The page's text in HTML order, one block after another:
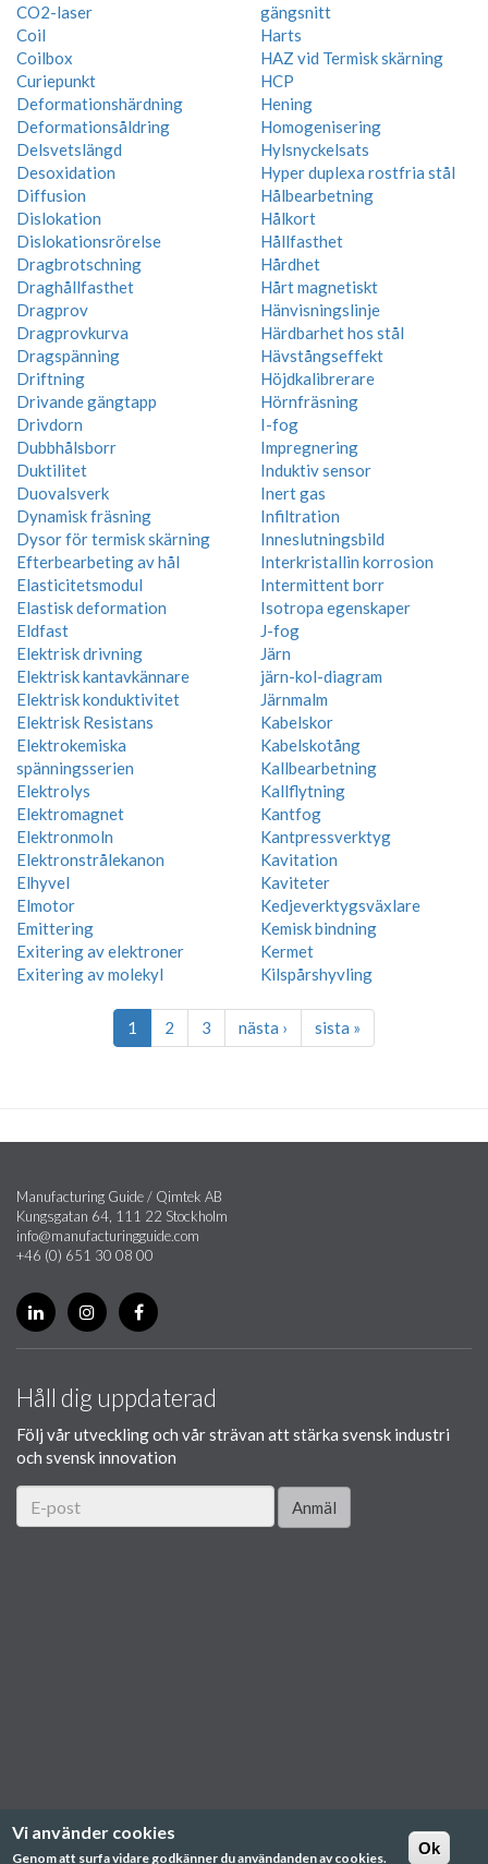
CO2-laser
Coil
Coilbox
Curiepunkt
Deformationshärdning
Deformationsåldring
Delsvetslängd
Desoxidation
Diffusion
Dislokation
Dislokationsrörelse
Dragbrotschning
Draghållfasthet
Dragprov
Dragprovkurva
Dragspänning
Driftning
Drivande gängtapp
Drivdorn
Dubbhålsborr
Duktilitet
Duovalsverk
Dynamisk fräsning
Dysor för termisk skärning
Efterbearbeting av hål
Elasticitetsmodul
Elastisk deformation
Eldfast
Elektrisk drivning
Elektrisk kantavkännare
Elektrisk konduktivitet
Elektrisk Resistans
Elektrokemiska
spänningsserien
Elektrolys
Elektromagnet
Elektronmoln
Elektronstrålekanon
Elhyvel
Elmotor
Emittering
Exitering av elektroner
Exitering av molekyl
gängsnitt
Harts
HAZ vid Termisk skärning
HCP
Hening
Homogenisering
Hylsnyckelsats
Hyper duplexa rostfria stål
Hålbearbetning
Hålkort
Hållfasthet
Hårdhet
Hårt magnetiskt
Hänvisningslinje
Härdbarhet hos stål
Hävstångseffekt
Höjdkalibrerare
Hörnfräsning
I-fog
Impregnering
Induktiv sensor
Inert gas
Infiltration
Inneslutningsbild
Interkristallin korrosion
Intermittent borr
Isotropa egenskaper
J-fog
Järn
järn-kol-diagram
Järnmalm
Kabelskor
Kabelskotång
Kallbearbetning
Kallflytning
Kantfog
Kantpressverktyg
Kavitation
Kaviteter
Kedjeverktygsväxlare
Kemisk bindning
Kermet
Kilspårshyvling
1 2 3 nästa › sista »
Manufacturing Guide / Qimtek AB
Kungsgatan 64, 111 22 Stockholm
info@manufacturingguide.com
+46 (0) 651 30 08 00
Håll dig uppdaterad
Följ vår utveckling och vår strävan att stärka svensk industri
och svensk innovation
Anmäl
Vi använder cookies
Genom att surfa vidare godkänner du användanden av cookies.
Ok